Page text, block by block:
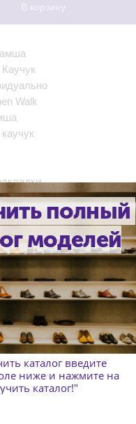
В корзину
Walk
Вам приедет
для клиентов
организуем
пошив и отправим
снятия мерок.
точный размер?
полный
моделей
каталог введите
ниже и нажмите на
каталог!"